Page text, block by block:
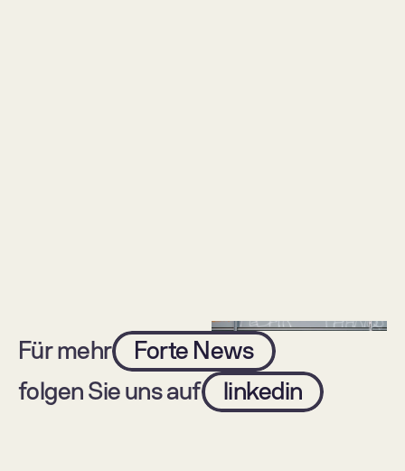
Für mehr
Forte News
folgen Sie uns auf
linkedin